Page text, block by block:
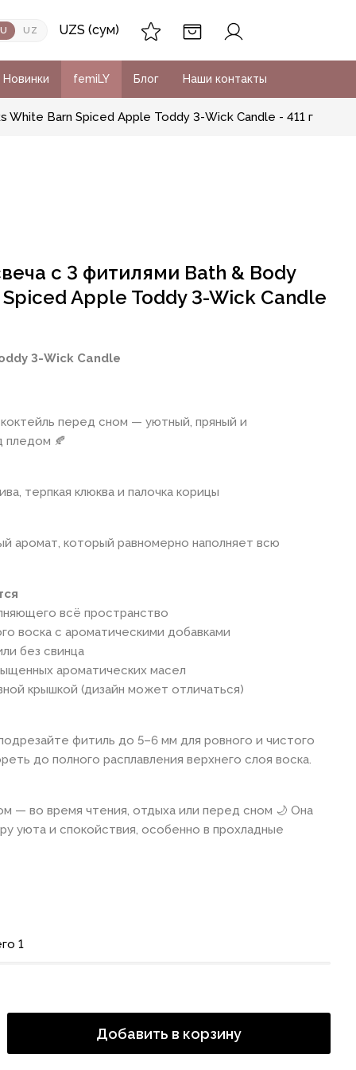
UZ UZS (сум)
Новинки femiLY Блог Наши контакты
Barn Spiced Apple Toddy 3-Wick Candle - 411 г
с 3 фитилями Bath & Body
Apple Toddy 3-Wick Candle
3-Wick Candle
перед сном — уютный, пряный и
пледом 🍂
терпкая клюква и палочка корицы
аромат, который равномерно наполняет всю
всё пространство
воска с ароматическими добавками
без свинца
ароматических масел
крышкой (дизайн может отличаться)
фитиль до 5–6 мм для ровного и чистого
до полного расплавления верхнего слоя воска.
— во время чтения, отдыха или перед сном 🌙 Она
уюта и спокойствия, особенно в прохладные
1
Добавить в корзину